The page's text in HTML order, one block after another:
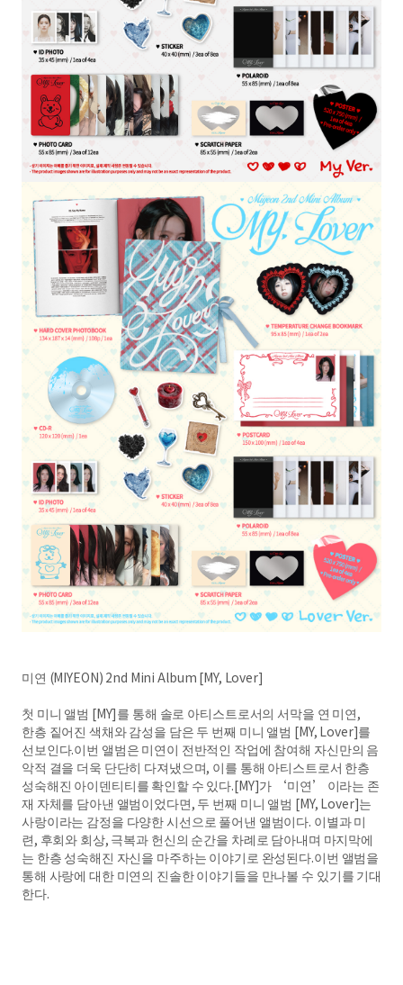
미연 (MIYEON) 2nd Mini Album [MY, Lover]
첫 미니 앨범 [MY]를 통해 솔로 아티스트로서의 서막을 연 미연,
한층 짙어진 색채와 감성을 담은 두 번째 미니 앨범 [MY, Lover]를
선보인다.이번 앨범은 미연이 전반적인 작업에 참여해 자신만의 음
악적 결을 더욱 단단히 다져냈으며, 이를 통해 아티스트로서 한층
성숙해진 아이덴티티를 확인할 수 있다.[MY]가 ‘미연’ 이라는 존
재 자체를 담아낸 앨범이었다면, 두 번째 미니 앨범 [MY, Lover]는
사랑이라는 감정을 다양한 시선으로 풀어낸 앨범이다. 이별과 미
련, 후회와 회상, 극복과 헌신의 순간을 차례로 담아내며 마지막에
는 한층 성숙해진 자신을 마주하는 이야기로 완성된다.이번 앨범을
통해 사랑에 대한 미연의 진솔한 이야기들을 만나볼 수 있기를 기대
한다.